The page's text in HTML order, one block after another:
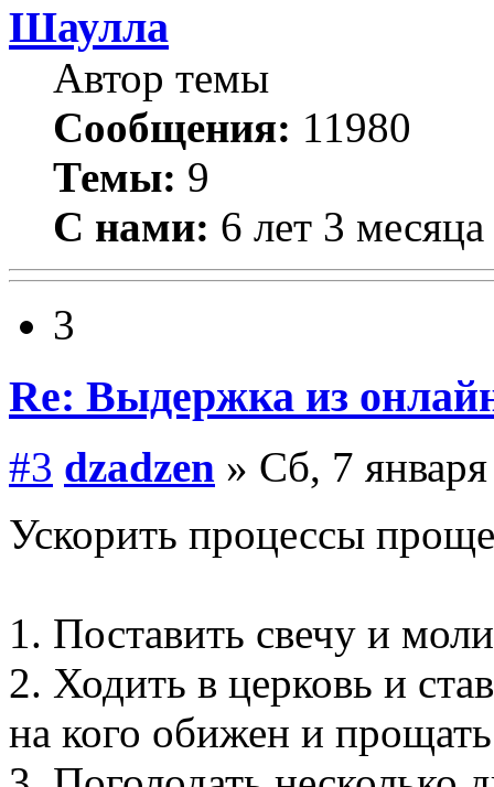
Шаулла
Автор темы
Сообщения: 11980
Темы: 9
С нами: 6 лет 3 месяца
3
Re: Выдержка из
#3 dzadzen » Сб, 7
Ускорить процессы
1. Поставить свечу и
2. Ходить в церковь и
на кого обижен и